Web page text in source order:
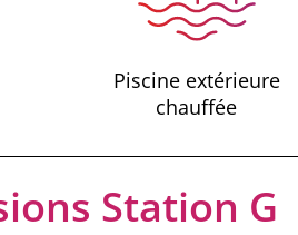
Piscine extérieure
chauffée
Station G